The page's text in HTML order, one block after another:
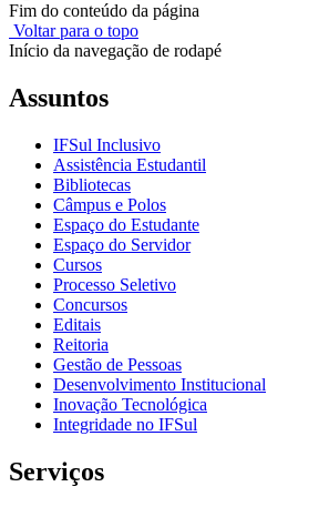
Fim do conteúdo da página
Voltar para o topo
Início da navegação de rodapé
Assuntos
IFSul Inclusivo
Assistência Estudantil
Bibliotecas
Câmpus e Polos
Espaço do Estudante
Espaço do Servidor
Cursos
Processo Seletivo
Concursos
Editais
Reitoria
Gestão de Pessoas
Desenvolvimento Institucional
Inovação Tecnológica
Integridade no IFSul
Serviços